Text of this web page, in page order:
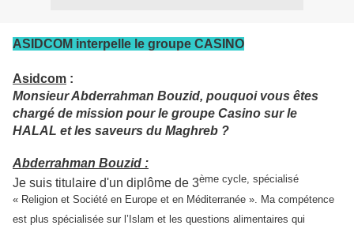
ASIDCOM interpelle le groupe CASINO
Asidcom :
Monsieur Abderrahman Bouzid, pouquoi vous êtes
chargé de mission pour le groupe Casino sur le
HALAL et les saveurs du Maghreb ?
Abderrahman Bouzid :
Je suis titulaire d'un diplôme de 3ème cycle, spécialisé
« Religion et Société en Europe et en Méditerranée ». Ma compétence
est plus spécialisée sur l’Islam et les questions alimentaires qui